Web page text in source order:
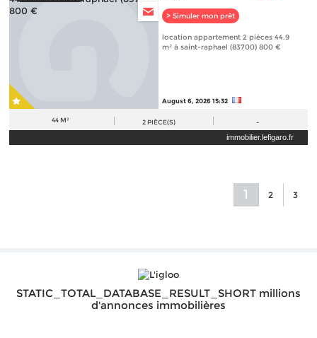
> Simuler mon prêt
location appartement 2 pièces 44.9
m² à saint-raphael (83700) 800 €
August 6, 2026 15:32
44 M² 2 PIÈCE(S) -
immobilier.lefigaro.fr
1 2 3
STATIC_TOTAL_DATABASE_RESULT_SHORT millions
d'annonces immobilières